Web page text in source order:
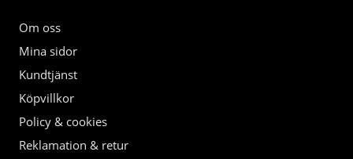
Om oss
Mina sidor
Kundtjänst
Köpvillkor
Policy & cookies
Reklamation & retur